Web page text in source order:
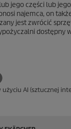
jego części lub
najemca, on
jest zwrócić
dostępny
AI (sztucznej